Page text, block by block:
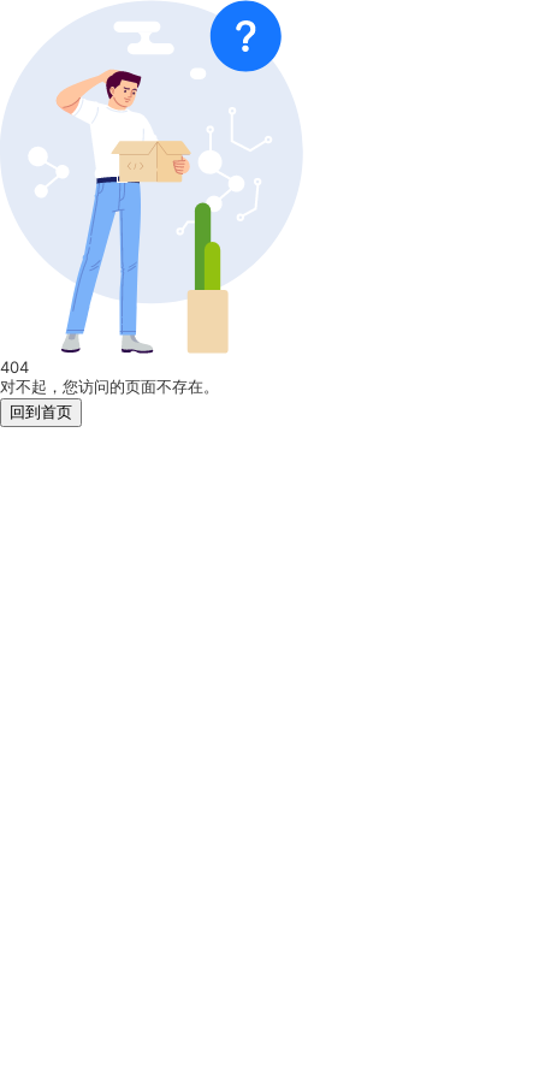
404
对不起，您访问的页面不存在。
回到首页